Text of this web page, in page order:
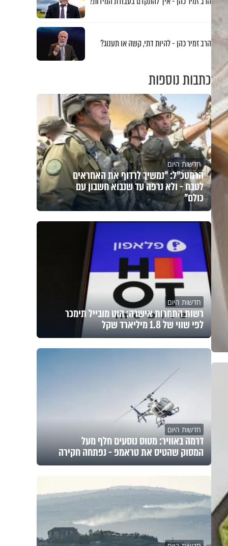
הרב זמיר כהן - להיות דתי, קשה או תענוג?
כתבות נוספות
חדשות היום
הרמטכ"ל: "נמשיך לרדוף את האחראים
לטבח - ולא נרפה עד שנבוא חשבון עם
כולם"
חדשות היום
רשות התחרות אישרה: הוט מובייל תימכר
לפי שווי של 1.8 מיליארד שקל
חדשות היום
דרמה באוויר: מטוס נוסעים חלף מעל
המסוק שהטיס את טראמפ - נפתחה חקירה